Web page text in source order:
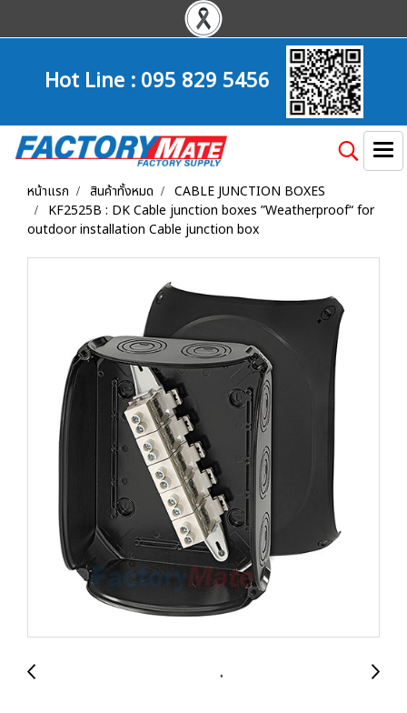
Hot Line :095 829 5456
หน้าแรก สินค้าทั้งหมด
CABLE JUNCTION BOXES
KF2525B : DK Cable junction boxes ”Weatherproof“ for
outdoor installation Cable junction box